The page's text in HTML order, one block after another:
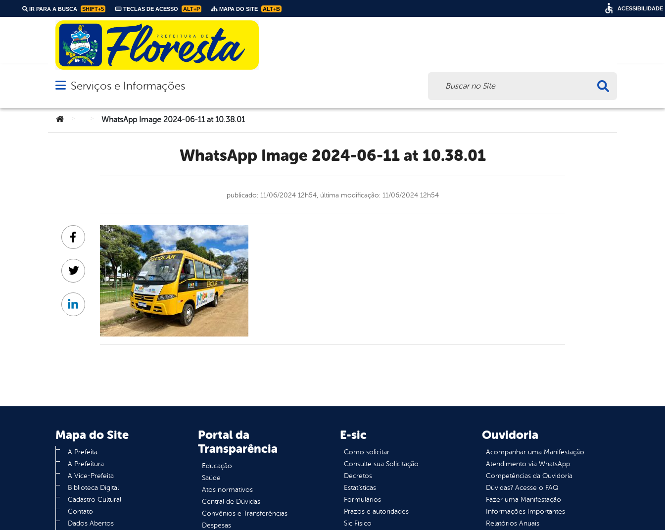
IR PARA A BUSCA SHIFT+5 TECLAS DE ACESSO ALT+P MAPA DO SITE ALT+B
Abrir menu principal de navegação
Serviços e Informações
Você está aqui:WhatsApp Image 2024-06-11 at 10.38.01
WhatsApp Image 2024-06-11 at 10.38.01
publicado: 11/06/2024 12h54, última modificação: 11/06/2024 12h54
Facebook
Twitter
Linkedin
Mapa do Site
A Prefeita
A Prefeitura
A Vice-Prefeita
Biblioteca Digital
Cadastro Cultural
Contato
Dados Abertos
Portal da
Transparência
Educação
Saúde
Atos normativos
Central de Dúvidas
Convênios e Transferências
Despesas
E-sic
Como solicitar
Consulte sua Solicitação
Decretos
Estatísticas
Formulários
Prazos e autoridades
Sic Físico
Ouvidoria
Acompanhar uma Manifestação
Atendimento via WhatsApp
Competências da Ouvidoria
Dúvidas? Acesse o FAQ
Fazer uma Manifestação
Informações Importantes
Relatórios Anuais
ACESSIBILIDADE